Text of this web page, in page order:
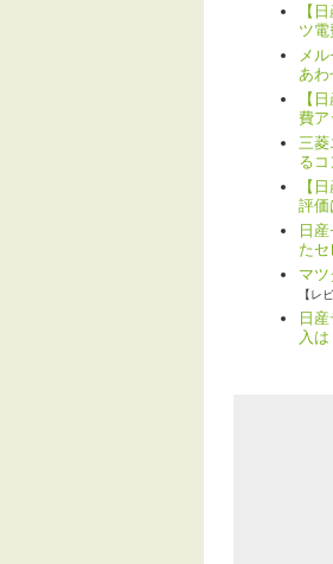
【
ツ電
メ
あわ
【
費ア
三
る
【
評価
日
た
マ
【レ
日
入は